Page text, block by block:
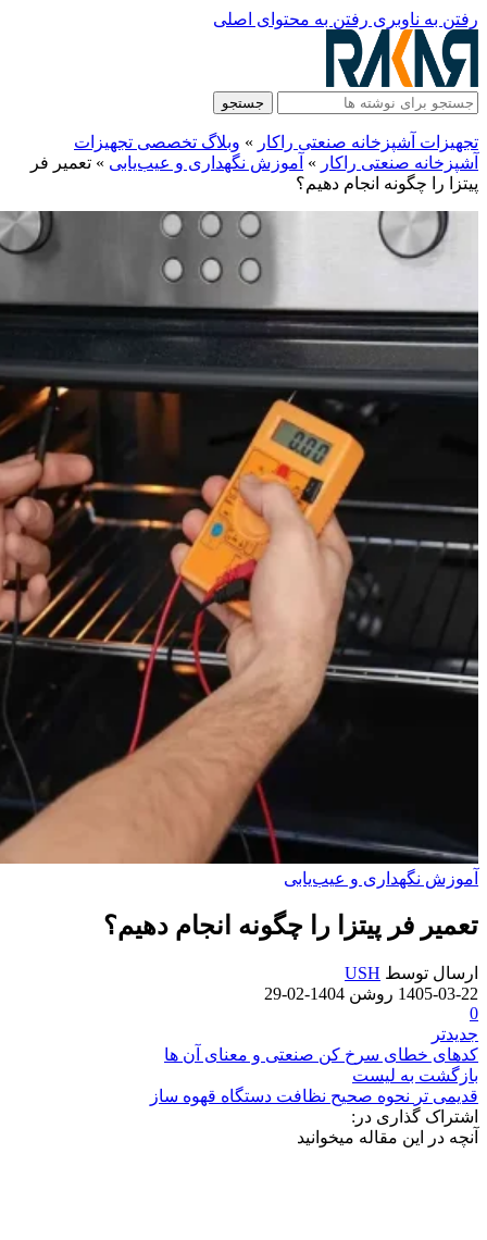
رفتن به ناوبری رفتن به محتوای اصلی
جستجو
تجهیزات آشپزخانه صنعتی راکار » وبلاگ تخصصی تجهیزات
آشپزخانه صنعتی راکار » آموزش نگهداری و عیب‌یابی » تعمیر فر
پیتزا را چگونه انجام دهیم؟
آموزش نگهداری و عیب‌یابی
تعمیر فر پیتزا را چگونه انجام دهیم؟
ارسال توسط USH
1405-03-22 روشن 1404-02-29
0
جدیدتر
کدهای خطای سرخ کن صنعتی و معنای آن ها
بازگشت به لیست
قدیمی تر نحوه صحیح نظافت دستگاه قهوه ساز
اشتراک گذاری در:
آنچه در این مقاله میخوانید